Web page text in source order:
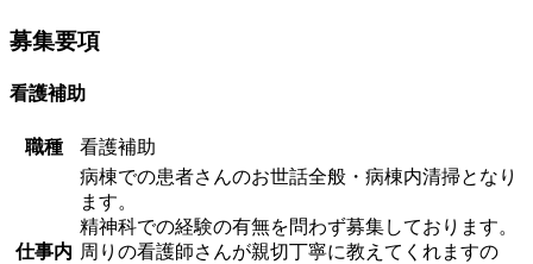
募集要項
看護補助
職種 看護補助
仕事内
病棟での患者さんのお世話全般・病棟内清掃となり
ます。
精神科での経験の有無を問わず募集しております。
周りの看護師さんが親切丁寧に教えてくれますの